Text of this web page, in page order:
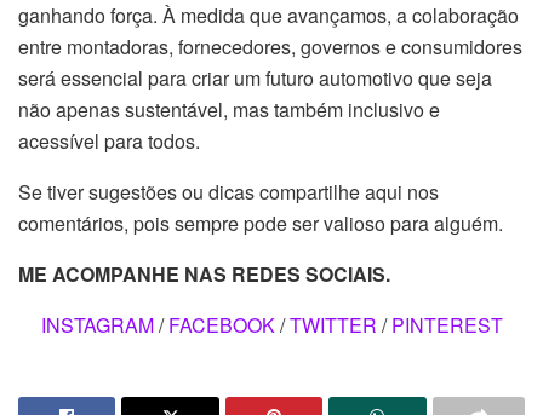
ganhando força. À medida que avançamos, a colaboração
entre montadoras, fornecedores, governos e consumidores
será essencial para criar um futuro automotivo que seja
não apenas sustentável, mas também inclusivo e
acessível para todos.
Se tiver sugestões ou dicas compartilhe aqui nos
comentários, pois sempre pode ser valioso para alguém.
ME ACOMPANHE NAS REDES SOCIAIS.
INSTAGRAM/FACEBOOK/TWITTER /PINTEREST